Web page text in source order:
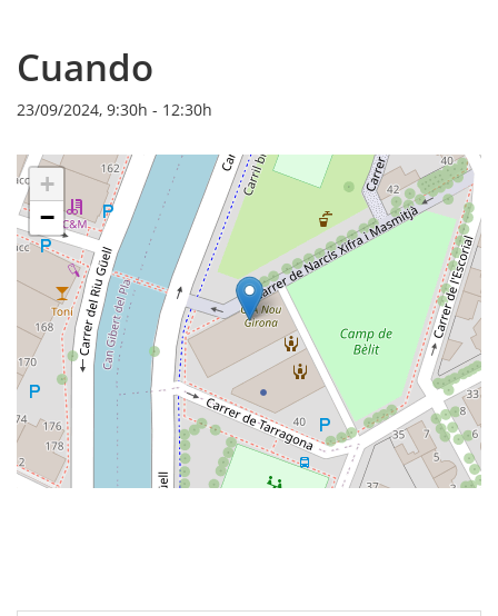
Cuando
23/09/2024, 9:30h - 12:30h
+
−